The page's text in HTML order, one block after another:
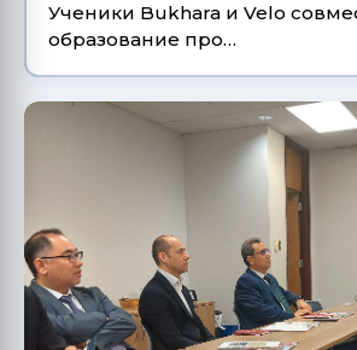
Ученики Bukhara и Velo
образование про…